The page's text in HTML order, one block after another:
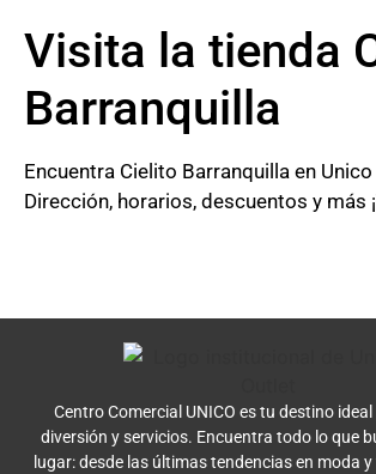
Visita la tienda
Barranquilla
Encuentra Cielito Barranquilla en
Dirección, horarios, descuentos y más
Centro Comercial UNICO es tu destino
diversión y servicios. Encuentra todo lo que
lugar: desde las últimas tendencias en moda